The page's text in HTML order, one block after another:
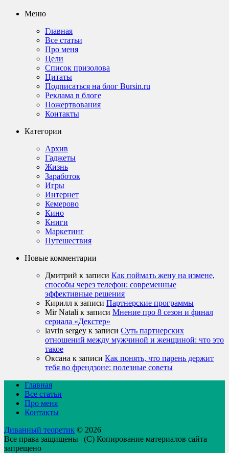
Меню
Главная
Все статьи
Про меня
Цели
Список призолова
Цитаты
Подписаться на блог Bursin.ru
Реклама в блоге
Пожертвования
Контакты
Категории
Архив
Гаджеты
Жизнь
Заработок
Игры
Интернет
Кемерово
Кино
Книги
Маркетинг
Путешествия
Новые комментарии
Дмитрий к записи Как поймать жену на измене,
способы через телефон: современные
эффективные решения
Кирилл к записи Партнерские программы
Mir Natali к записи Мнение про 8 сезон и финал
сериала «Декстер»
lavrin sergey к записи Суть партнерских
отношений между мужчиной и женщиной: что это
такое
Оксана к записи Как понять, что парень держит
тебя во френдзоне: полезные советы
Главная
Все статьи
Про меня
Контакты
Диванный теоретик © 2026
Все права защищены | (C) Копирование материалов сайта
запрещено